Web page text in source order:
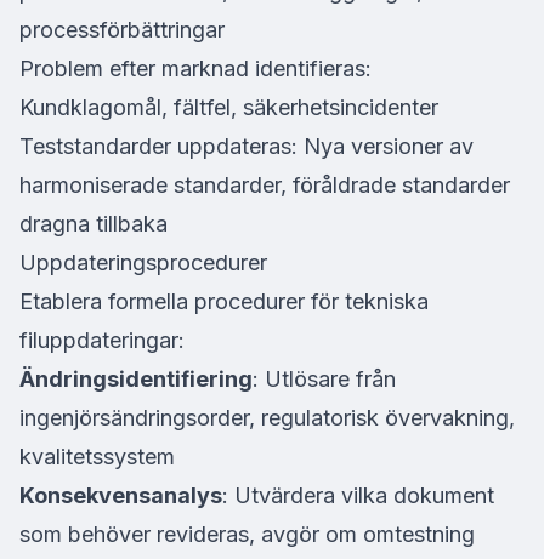
processförbättringar
Problem efter marknad identifieras:
Kundklagomål, fältfel, säkerhetsincidenter
Teststandarder uppdateras: Nya versioner av
harmoniserade standarder, föråldrade standarder
dragna tillbaka
Uppdateringsprocedurer
Etablera formella procedurer för tekniska
filuppdateringar:
Ändringsidentifiering: Utlösare från
ingenjörsändringsorder, regulatorisk övervakning,
kvalitetssystem
Konsekvensanalys: Utvärdera vilka dokument
som behöver revideras, avgör om omtestning